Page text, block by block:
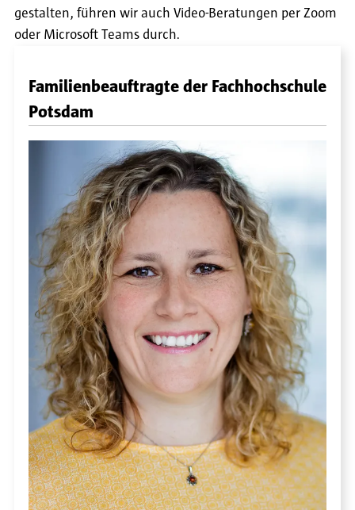
gestalten, führen wir auch Video-Beratungen per Zoom
oder Microsoft Teams durch.
Familienbeauftragte der Fachhochschule
Potsdam